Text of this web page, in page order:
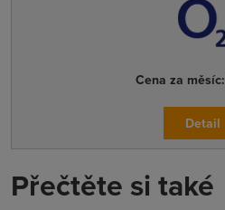
Cena za měsíc:
Detail
Přečtěte si také